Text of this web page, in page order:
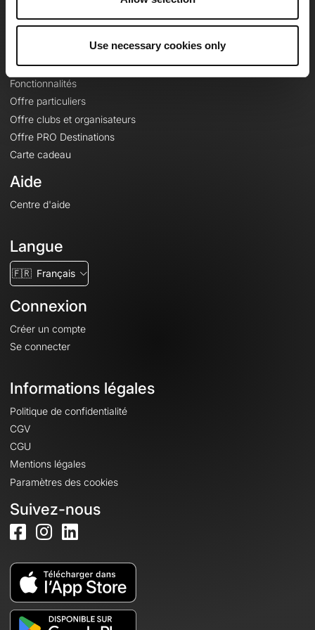
Use necessary cookies only
Le Mag'
Fonds de cartes topographiques
Fonctionnalités
Offre particuliers
Offre clubs et organisateurs
Offre PRO Destinations
Carte cadeau
Aide
Centre d'aide
Langue
🇫🇷 Français
Connexion
Créer un compte
Se connecter
Informations légales
Politique de confidentialité
CGV
CGU
Mentions légales
Paramètres des cookies
Suivez-nous